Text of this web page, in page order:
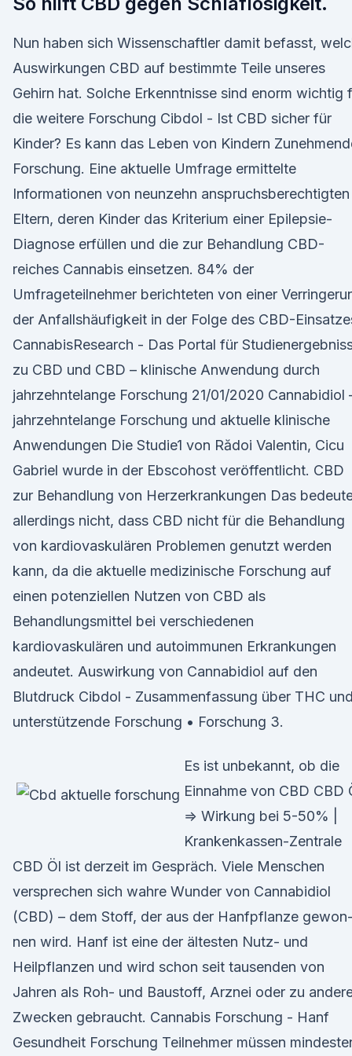
Nun haben sich Wissenschaftler damit befasst,
Auswirkungen CBD auf bestimmte Teile unseres
Gehirn hat. Solche Erkenntnisse sind enorm wichtig
die weitere Forschung Cibdol - Ist CBD sicher für
Kinder? Es kann das Leben von Kindern
Forschung. Eine aktuelle Umfrage ermittelte
Informationen von neunzehn anspruchsberechtigten
Eltern, deren Kinder das Kriterium einer Epilepsie-
Diagnose erfüllen und die zur Behandlung CBD-
reiches Cannabis einsetzen. 84% der
Umfrageteilnehmer berichteten von einer
der Anfallshäufigkeit in der Folge des CBD-
CannabisResearch - Das Portal für
zu CBD und CBD – klinische Anwendung durch
jahrzehntelange Forschung 21/01/2020 Cannabidiol
jahrzehntelange Forschung und aktuelle klinische
Anwendungen Die Studie1 von Rădoi Valentin, Cicu
Gabriel wurde in der Ebscohost veröffentlicht. CBD
zur Behandlung von Herzerkrankungen Das
allerdings nicht, dass CBD nicht für die Behandlung
von kardiovaskulären Problemen genutzt werden
kann, da die aktuelle medizinische Forschung auf
einen potenziellen Nutzen von CBD als
Behandlungsmittel bei verschiedenen
kardiovaskulären und autoimmunen Erkrankungen
andeutet. Auswirkung von Cannabidiol auf den
Blutdruck Cibdol - Zusammenfassung über THC und
unterstützende Forschung • Forschung 3.
Es ist unbekannt, ob die
Einnahme von CBD CBD
⇒ Wirkung bei 5-50% |
Krankenkassen-Zentrale
CBD Öl ist derzeit im Gespräch. Viele Menschen
versprechen sich wahre Wunder von Cannabidiol
(CBD) – dem Stoff, der aus der Hanfpflanze gewon­
nen wird. Hanf ist eine der ältesten Nutz- und
Heilpflanzen und wird schon seit tausenden von
Jahren als Roh- und Baustoff, Arznei oder zu
Zwecken gebraucht. Cannabis Forschung - Hanf
Gesundheit Forschung Teilnehmer müssen